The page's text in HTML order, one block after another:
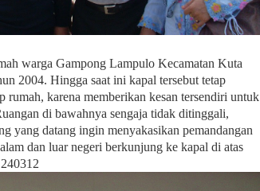
warga Gampong Lampulo Kecamatan Kuta
2004. Hingga saat ini kapal tersebut tetap
rumah, karena memberikan kesan tersendiri untuk
di bawahnya sengaja tidak ditinggali,
yang datang ingin menyakasikan pemandangan
dan luar negeri berkunjung ke kapal di atas
240312